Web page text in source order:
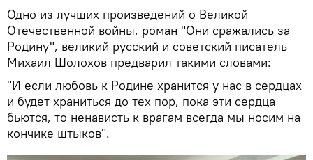
Одно из лучших произведений о Великой
Отечественной войны, роман "Они сражались за
Родину", великий русский и советский писатель
Михаил Шолохов предварил такими словами:
"И если любовь к Родине хранится у нас в сердцах
и будет храниться до тех пор, пока эти сердца
бьются, то ненависть к врагам всегда мы носим на
кончике штыков".